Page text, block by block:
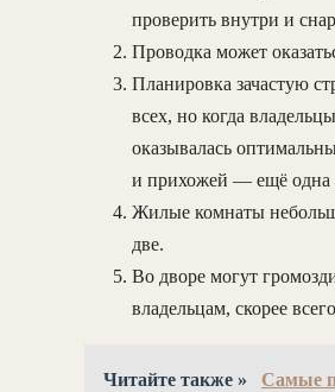
проверить внутри и
Проводка может
Планировка зачастую
всех, но когда
оказывалась
и прихожей — ещё одна
Жилые комнаты
две.
Во дворе могут
владельцам, скорее
Читайте также » Самые